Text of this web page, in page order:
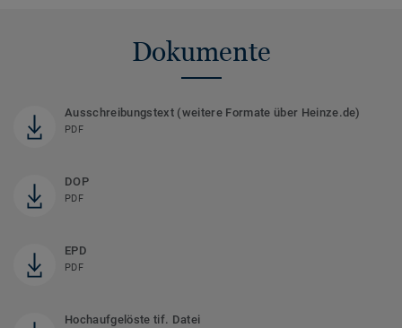
Dokumente
Ausschreibungstext (weitere Formate über Heinze.de)
PDF
DOP
PDF
EPD
PDF
Hochaufgelöste tif. Datei